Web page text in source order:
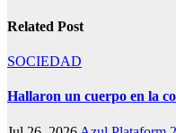
Related Post
SOCIEDAD
Hallaron un cuerpo en la